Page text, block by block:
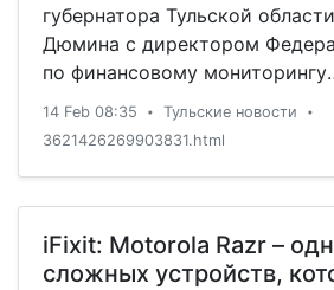
губернатора Тульской
Дюмина с директором
по финансовому мониторингу
(Росфинмониторинга) Юрием
14 Feb 08:35 • Тульские новости •
3621426269903831.html
iFixit: Motorola Razr –
сложных устройств,